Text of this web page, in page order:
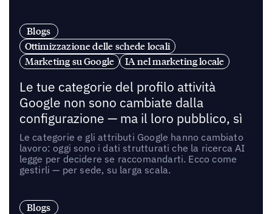
Blogs
Ottimizzazione delle schede locali
Marketing su Google
IA nel marketing locale
Le tue categorie del profilo attività
Google non sono cambiate dalla
configurazione — ma il loro pubblico, sì
Le categorie e gli attributi Google hanno cambiato
lavoro: oggi sono i dati strutturati che la ricerca AI
legge per decidere se raccomandarti. Ecco come
gestirli — per sede, su larga scala.
Blogs